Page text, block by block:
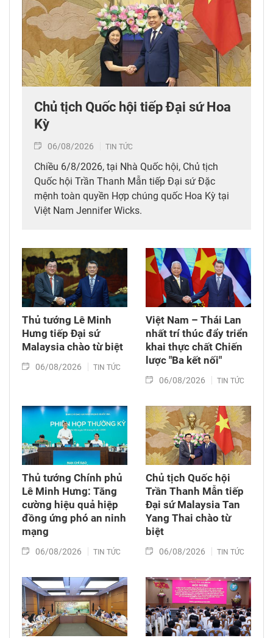
Chủ tịch Quốc hội tiếp Đại sứ Hoa
Kỳ
06/08/2026 TIN TỨC
Chiều 6/8/2026, tại Nhà Quốc hội, Chủ tịch
Quốc hội Trần Thanh Mẫn tiếp Đại sứ Đặc
mệnh toàn quyền Hợp chúng quốc Hoa Kỳ tại
Việt Nam Jennifer Wicks.
Thủ tướng Lê Minh
Hưng tiếp Đại sứ
Malaysia chào từ biệt
06/08/2026 TIN TỨC
Việt Nam – Thái Lan
nhất trí thúc đẩy triển
khai thực chất Chiến
lược "Ba kết nối"
06/08/2026 TIN TỨC
Thủ tướng Chính phủ
Lê Minh Hưng: Tăng
cường hiệu quả hiệp
đồng ứng phó an ninh
mạng
06/08/2026 TIN TỨC
Chủ tịch Quốc hội
Trần Thanh Mẫn tiếp
Đại sứ Malaysia Tan
Yang Thai chào từ
biệt
06/08/2026 TIN TỨC